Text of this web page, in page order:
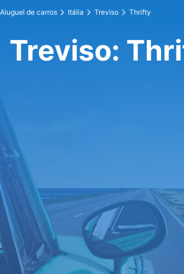
Aluguel de carros Itália Treviso Thrifty
Treviso: